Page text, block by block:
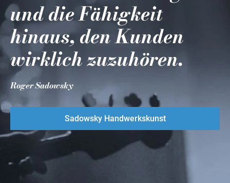
und die Fähigkeit
hinaus, den Kunden
wirklich zuzuhören.
Roger Sadowsky
Sadowsky Handwerkskunst